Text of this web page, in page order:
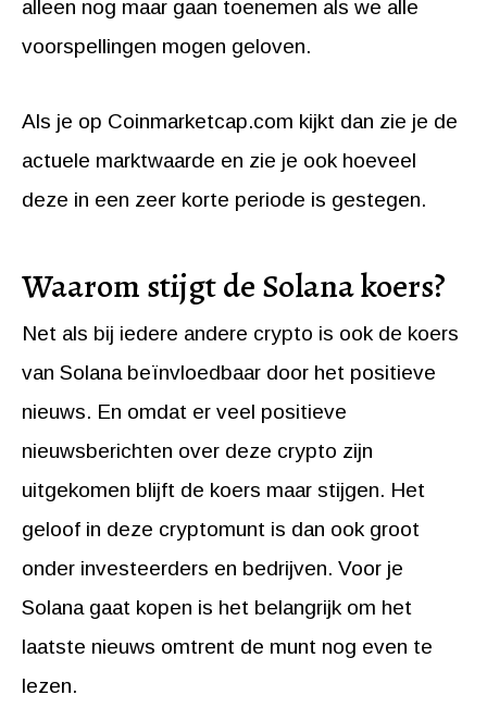
alleen nog maar gaan toenemen als we alle
voorspellingen mogen geloven.
Als je op Coinmarketcap.com kijkt dan zie je de
actuele marktwaarde en zie je ook hoeveel
deze in een zeer korte periode is gestegen.
Waarom stijgt de Solana koers?
Net als bij iedere andere crypto is ook de koers
van Solana beïnvloedbaar door het positieve
nieuws. En omdat er veel positieve
nieuwsberichten over deze crypto zijn
uitgekomen blijft de koers maar stijgen. Het
geloof in deze cryptomunt is dan ook groot
onder investeerders en bedrijven. Voor je
Solana gaat kopen is het belangrijk om het
laatste nieuws omtrent de munt nog even te
lezen.